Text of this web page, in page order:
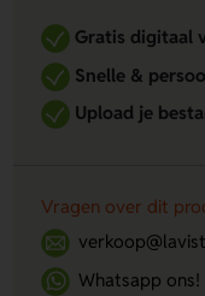
Gratis digitaal
Snelle &
Upload je
Vragen over dit
Whatsapp ons!